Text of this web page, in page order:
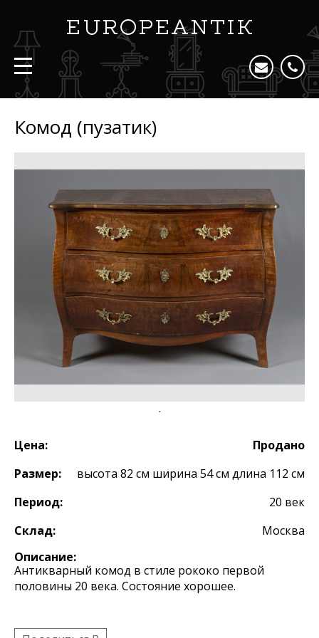
Комод (пузатик)
Цена:
Продано
Размер:
высота 82 см ширина 54 см длина 112 см
Период:
20 век
Склад:
Москва
Описание:
Антикварный комод в стиле рококо первой
половины 20 века. Состояние хорошее.